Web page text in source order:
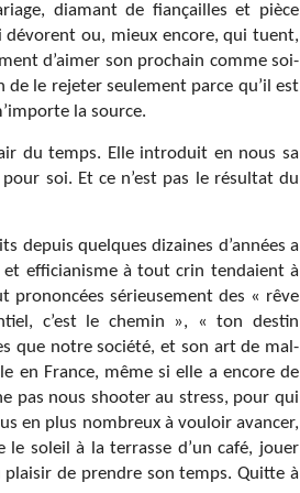
diamant de fiançailles et pièce
dévorent ou, mieux encore, qui tuent,
d’aimer son prochain comme soi-
le rejeter seulement parce qu’il est
la source.
du temps. Elle introduit en nous sa
soi. Et ce n’est pas le résultat du
depuis quelques dizaines d’années a
et efficianisme à tout crin tendaient à
prononcées sérieusement des « rêve
c’est le chemin », « ton destin
que notre société, et son art de mal-
en France, même si elle a encore de
pas nous shooter au stress, pour qui
en plus nombreux à vouloir avancer,
soleil à la terrasse d’un café, jouer
de prendre son temps. Quitte à